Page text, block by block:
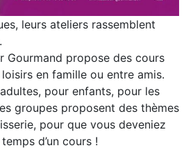
leurs ateliers rassemblent
Gourmand propose des cours
en famille ou entre amis.
pour enfants, pour les
groupes proposent des thèmes
pour que vous deveniez
d’un cours !